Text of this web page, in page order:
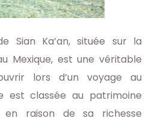
Sian Ka’an, située sur la
Mexique, est une véritable
lors d’un voyage au
est classée au patrimoine
en raison de sa richesse